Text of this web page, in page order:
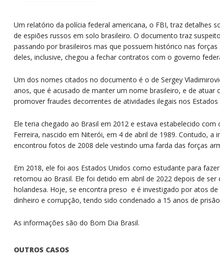
Um relatório da polícia federal americana, o FBI, traz detalhes
de espiões russos em solo brasileiro. O documento traz
passando por brasileiros mas que possuem histórico nas forças
deles, inclusive, chegou a fechar contratos com o governo
Um dos nomes citados no documento é o de Sergey
anos, que é acusado de manter um nome brasileiro, e de atuar
promover fraudes decorrentes de atividades ilegais nos
Ele teria chegado ao Brasil em 2012 e estava estabelecido
Ferreira, nascido em Niterói, em 4 de abril de 1989. Contudo, a
encontrou fotos de 2008 dele vestindo uma farda das forças
Em 2018, ele foi aos Estados Unidos como estudante para
retornou ao Brasil. Ele foi detido em abril de 2022 depois de
holandesa. Hoje, se encontra preso e é investigado por atos
dinheiro e corrupção, tendo sido condenado a 15 anos de
As informações são do Bom Dia Brasil.
OUTROS CASOS